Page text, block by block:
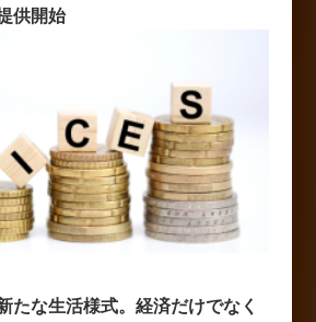
供開始
たな生活様式。経済だけでなく